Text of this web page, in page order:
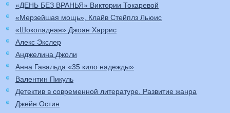
«ДЕНЬ БЕЗ ВРАНЬЯ» Виктории Токаревой
«Мерзейшая мощь», Клайв Стейплз Льюис
«Шоколадная» Джоан Харрис
Алекс Экслер
Анджелина Джоли
Анна Гавальда «35 кило надежды»
Валентин Пикуль
Детектив в современной литературе. Развитие жанра
Джейн Остин